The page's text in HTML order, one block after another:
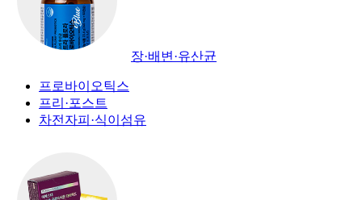
장·배변·유산균
프로바이오틱스
프리·포스트
차전자피·식이섬유